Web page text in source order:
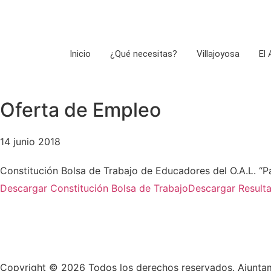
Inicio ¿Qué necesitas? Villajoyosa El
Oferta de Empleo
14 junio 2018
Constitución Bolsa de Trabajo de Educadores del O.A.L.
Descargar Constitución Bolsa de TrabajoDescargar
Copyright © 2026 Todos los derechos reservados.